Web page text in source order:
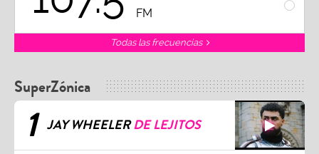
FM
Todas las frecuencias
SuperZónica
1 JAY WHEELERDE LEJITOS